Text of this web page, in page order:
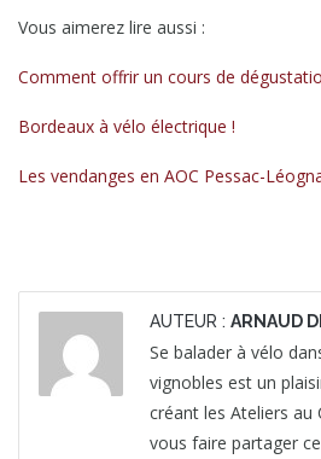
Vous aimerez lire aussi :
Comment offrir un cours de
Bordeaux à vélo électrique !
Les vendanges en AOC Pessac-
AUTEUR : ARNAUD
Se balader à vélo
vignobles est un
créant les Ateliers au
vous faire partager